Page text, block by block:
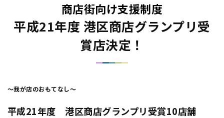
商店街向け支援制度
平成21年度 港区商店グランプリ受
賞店決定！
～我が店のおもてなし～
平成21年度 港区商店グランプリ受賞10店舗